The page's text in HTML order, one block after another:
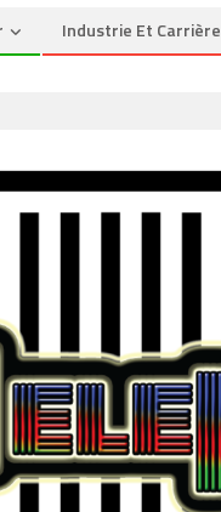
Industrie Et Carrière